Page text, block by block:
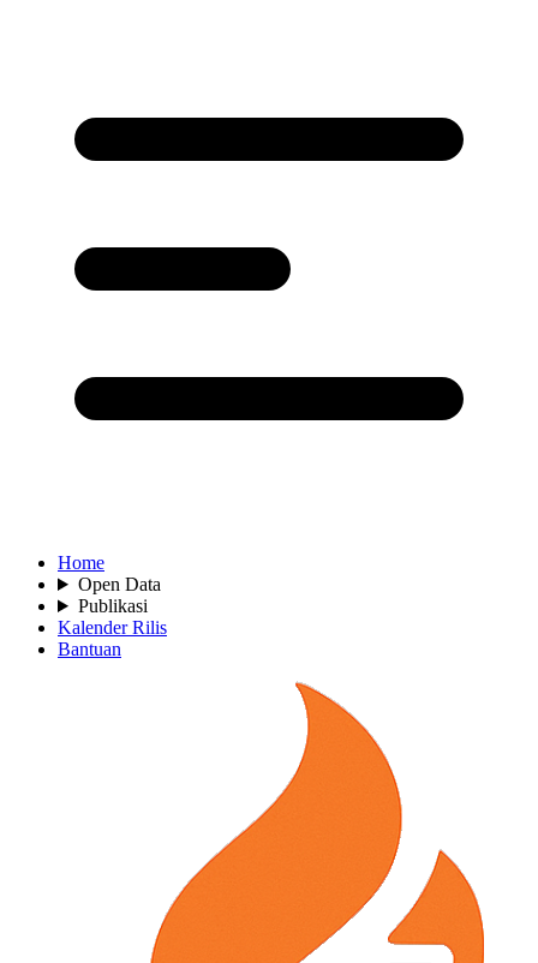
Home
Open Data
Publikasi
Kalender Rilis
Bantuan